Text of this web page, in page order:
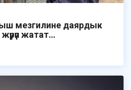
мезгилине даярдык
жүрүп жатат…